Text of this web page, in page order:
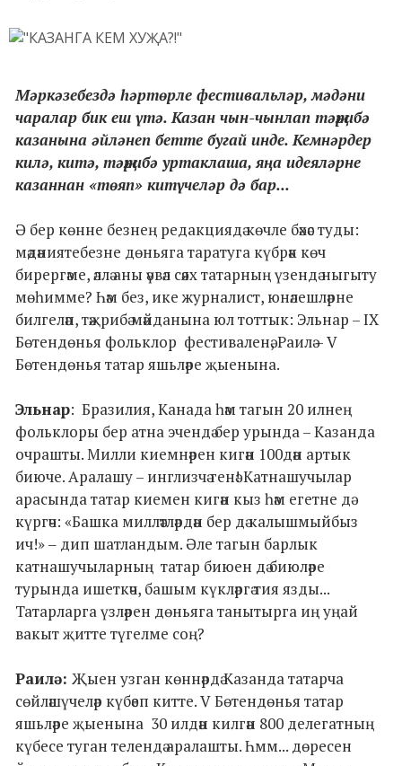
Мәркәзебездә һәртөрле фестивальләр, мәдәни
чаралар бик еш үтә. Казан чын-чынлап тәҗрибә
казанына әйләнеп бетте бугай инде. Кемнәрдер
килә, китә, тәҗрибә уртаклаша, яңа идеяләрне
казаннан «төяп» китүчеләр дә бар...
Ә бер көнне безнең редакциядә көчле бәхәс туды:
мәдәниятебезне дөньяга таратуга күбрәк көч
бирергәме, әллә аны әүвәл сәях татарның үзендә ныгыту
мөһимме? Һәм без, ике журналист, юнәлешләрне
билгеләп, тәҗрибә мәйданына юл тоттык: Эльнар – IX
Бөтендөнья фольклор фестиваленә, Раилә – V
Бөтендөнья татар яшьләре җыенына.
Эльнар: Бразилия, Канада һәм тагын 20 илнең
фольклоры бер атна эчендә бер урында – Казанда
очрашты. Милли киемнәрен кигән 100дән артык
биюче. Аралашу – инглизчә генә! Катнашучылар
арасында татар киемен кигән кыз һәм егетне дә
күргәч: «Башка милләтләрдән бер дә калышмыйбыз
ич!» ‒ дип шатландым. Әле тагын барлык
катнашучыларның татар биюен дә биюләре
турында ишеткәч, башым күкләргә тия язды...
Татарларга үзләрен дөньяга танытырга иң уңай
вакыт җитте түгелме соң?
Раилә: Җыен узган көннәрдә Казанда татарча
сөйләшүчеләр күбәеп китте. V Бөтендөнья татар
яшьләре җыенына 30 илдән килгән 800 делегатның
күбесе туган телендә аралашты. Һмм... дөресен